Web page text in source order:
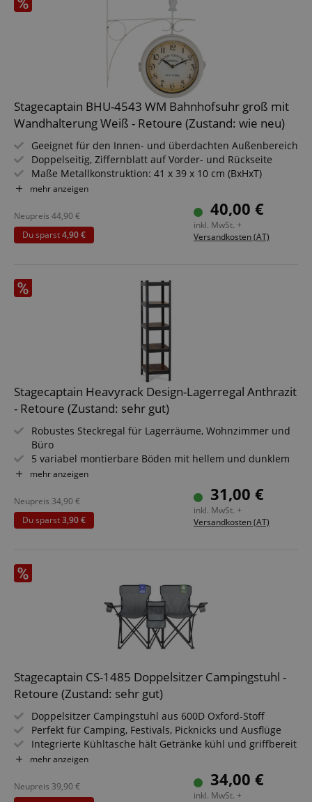
Stagecaptain BHU-4543 WM Bahnhofsuhr groß mit
Wandhalterung Weiß - Retoure (Zustand: wie neu)
Geeignet für den Innen- und überdachten Außenbereich
Doppelseitig, Ziffernblatt auf Vorder- und Rückseite
Maße Metallkonstruktion: 41 x 39 x 10 cm (BxHxT)
Durchmesser Ziffernblatt: 25 cm
Quarzlaufwerk sorgt für leisen Betrieb
Mit Wandhalterung
mehr anzeigen
40,00 €
inkl. MwSt. +
Versandkosten (AT)
Neupreis 44,90 €
Du sparst4,90 €
Stagecaptain Heavyrack Design-Lagerregal Anthrazit
- Retoure (Zustand: sehr gut)
Robustes Steckregal für Lagerräume, Wohnzimmer und
Büro
5 variabel montierbare Böden mit hellem und dunklem
Holz-Dekor
Tragkraft pro Boden max. 80 kg, Tragkraft gesamt 400 kg
(gleichmäßige Lastverteilung vorausgesetzt)
Pulverbeschichtete Metallkonstruktion in Anthrazit
Kleine Standfläche von nur 37 x 37 cm
mehr anzeigen
31,00 €
inkl. MwSt. +
Versandkosten (AT)
Neupreis 34,90 €
Du sparst3,90 €
Stagecaptain CS-1485 Doppelsitzer Campingstuhl -
Retoure (Zustand: sehr gut)
Doppelsitzer Campingstuhl aus 600D Oxford-Stoff
Perfekt für Camping, Festivals, Picknicks und Ausflüge
Integrierte Kühltasche hält Getränke kühl und griffbereit
Faltbar und leicht zu transportieren
Praktische Getränkehalter für extra Komfort
Inklusive Tragetasche für einfachen Transport
mehr anzeigen
34,00 €
inkl. MwSt. +
Neupreis 39,90 €